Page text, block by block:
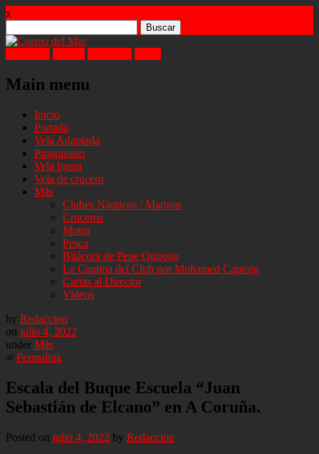
x
Main menu
Skip
content
Inicio
Portada
Vela Adaptada
Piragüismo
Vela ligera
Vela de crucero
Más
Clubes Náuticos / Marinas
Cruceros
Motor
Pesca
Bitácora de Pepe Quiroga
La Cantina del Club por Mohamed Caproig
Cartas al Director
Videos
by Redaccion
on julio 4, 2022
under Más
∞ Permalink
Escala del Buque Escuela “Juan
Sebastián de Elcano” en A Coruña.
Posted on julio 4, 2022 by Redaccion